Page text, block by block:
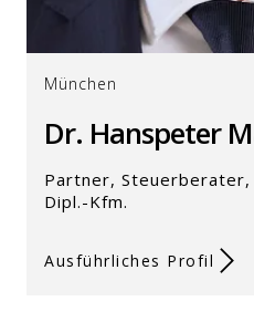
München
Dr. Hanspeter
Partner,
Dipl.-Kfm.
Ausführliches Profil